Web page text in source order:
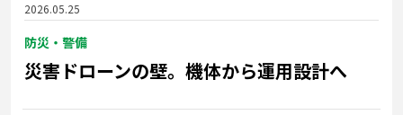
2026.05.25
防災・警備
災害ドローンの壁。機体から運用設計へ